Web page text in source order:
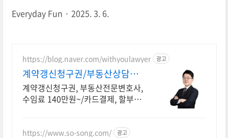
Everyday Fun 2025. 3. 6.
https://blog.naver.com/withyoulawyer 광고
계약갱신청구권/부동산상담센
터 부동산전문변호사 직접상담
계약갱신청구권, 부동산전문변호사,
수임료 140만원~/카드결제, 할부결
https://www.so-song.com/ 광고